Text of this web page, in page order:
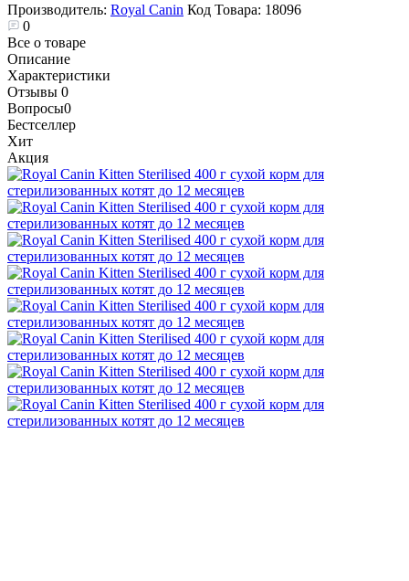
Производитель: Royal Canin Код Товара: 18096
0
Все о товаре
Описание
Характеристики
Отзывы 0
Вопросы0
Бестселлер
Хит
Акция